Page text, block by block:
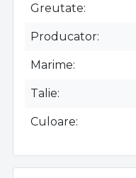
Greutate
Producator
Marime
Talie
Culoare